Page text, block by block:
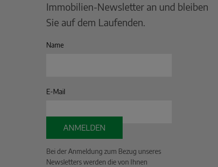
Immobilien-Newsletter an und bleiben
Sie auf dem Laufenden.
Name
E-Mail
ANMELDEN
Bei der Anmeldung zum Bezug unseres
Newsletters werden die von Ihnen